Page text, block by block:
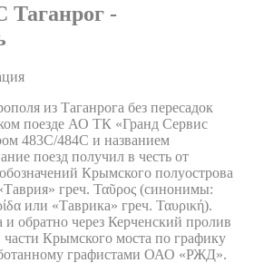
Таганрог -
из Таганрога без пересадок
поезде АО ТК «Гранд Сервис
483С/484С и названием
поезд получил в честь от
Крымского полуострова
греч. Ταῦρος (синонимы:
или «Таврика» греч. Ταυρική).
и обратно через Керченский пролив
Крымского моста по графику
графистами ОАО «РЖД».